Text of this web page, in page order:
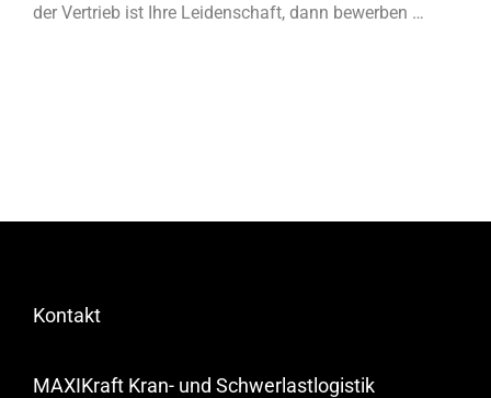
der Vertrieb ist Ihre Leidenschaft, dann bewerben …
Kontakt
MAXIKraft Kran- und Schwerlastlogistik